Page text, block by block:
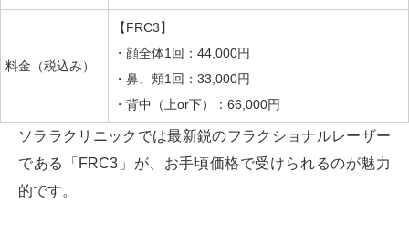
料金（税込み）
【FRC3】
・顔全体1回：44,000円
・鼻、頬1回：33,000円
・背中（上or下）：66,000円
ソララクリニックでは最新鋭のフラクショナルレーザー
である「FRC3」が、お手頃価格で受けられるのが魅力
的です。